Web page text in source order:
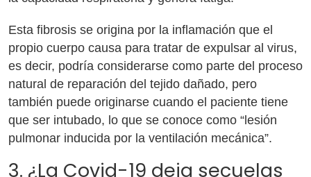
Esta fibrosis se origina por la inflamación que el
propio cuerpo causa para tratar de expulsar al virus,
es decir, podría considerarse como parte del proceso
natural de reparación del tejido dañado, pero
también puede originarse cuando el paciente tiene
que ser intubado, lo que se conoce como “lesión
pulmonar inducida por la ventilación mecánica”.
3. ¿La Covid-19 deja secuelas